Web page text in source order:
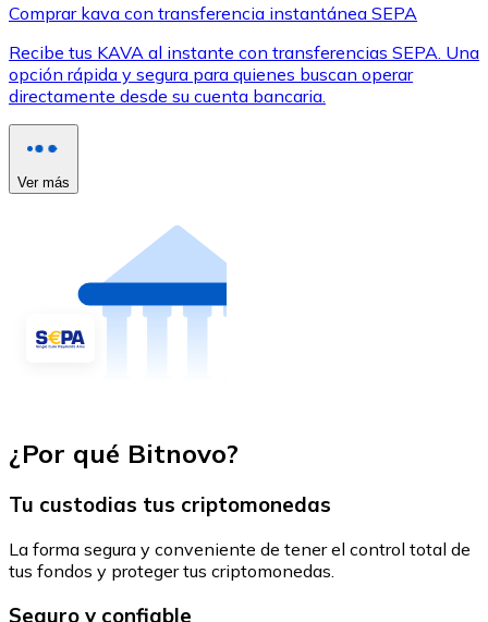
Comprar kava con transferencia instantánea SEPA
Recibe tus KAVA al instante con transferencias SEPA. Una
opción rápida y segura para quienes buscan operar
directamente desde su cuenta bancaria.
Ver más
¿Por qué Bitnovo?
Tu custodias tus criptomonedas
La forma segura y conveniente de tener el control total de
tus fondos y proteger tus criptomonedas.
Seguro y confiable